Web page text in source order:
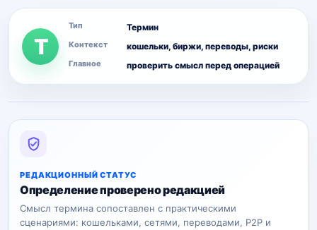
T
Тип Термин
Контекст кошельки, биржи, переводы, риски
Главное проверить смысл перед операцией
РЕДАКЦИОННЫЙ СТАТУС
Определение проверено редакцией
Смысл термина сопоставлен с практическими
сценариями: кошельками, сетями, переводами, P2P и